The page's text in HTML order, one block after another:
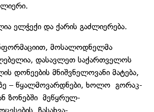
ელჭექი და ქარის გაძლიერება.
მოსალოდნელმა
დასავლეთ საქართველოს
დონეების მნიშვნელოვანი მატება,
– წყალმოვარდნები, ხოლო გორაკ-
ზონებში მეწყრულ-